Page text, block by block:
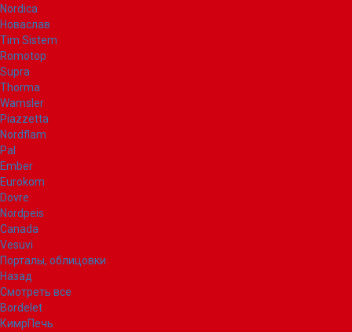
Nordica
Новаслав
Tim Sistem
Romotop
Supra
Thorma
Wamsler
Piazzetta
Nordflam
Pal
Ember
Eurokom
Dovre
Nordpeis
Canada
Vesuvi
Порталы, облицовки
Назад
Смотреть все
Bordelet
КимрПечь